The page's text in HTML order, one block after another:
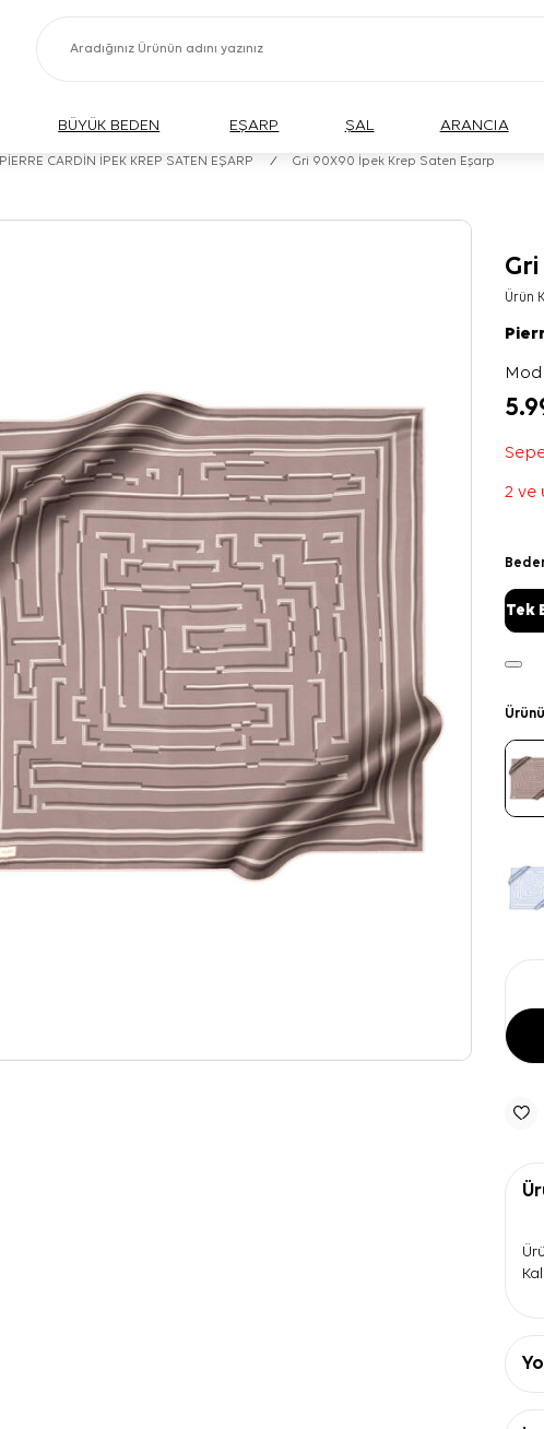
BÜYÜK BEDEN EŞARP ŞAL ARANCIA
PİERRE CARDİN İPEK KREP SATEN EŞARP / Gri 90X90 İpek Krep Saten Eşarp
Ürün
2 ve
Tek